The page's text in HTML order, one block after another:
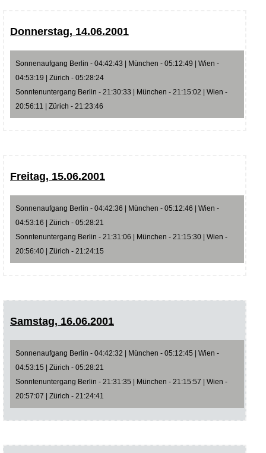
Donnerstag, 14.06.2001
Sonnenaufgang Berlin - 04:42:43 | München - 05:12:49 | Wien -
04:53:19 | Zürich - 05:28:24
Sonntenuntergang Berlin - 21:30:33 | München - 21:15:02 | Wien -
20:56:11 | Zürich - 21:23:46
Freitag, 15.06.2001
Sonnenaufgang Berlin - 04:42:36 | München - 05:12:46 | Wien -
04:53:16 | Zürich - 05:28:21
Sonntenuntergang Berlin - 21:31:06 | München - 21:15:30 | Wien -
20:56:40 | Zürich - 21:24:15
Samstag, 16.06.2001
Sonnenaufgang Berlin - 04:42:32 | München - 05:12:45 | Wien -
04:53:15 | Zürich - 05:28:21
Sonntenuntergang Berlin - 21:31:35 | München - 21:15:57 | Wien -
20:57:07 | Zürich - 21:24:41